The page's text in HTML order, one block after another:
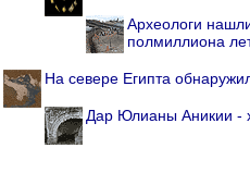
Археологи
полмиллиона
На севере Египта
Дар Юлианы Аникии -